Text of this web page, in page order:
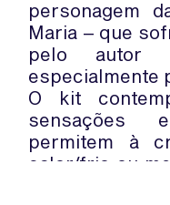
personagem
Maria – que
pelo autor
especialmente
O kit
sensações
permitem à
calor/frio ou